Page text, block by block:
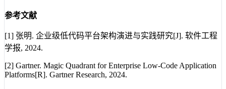
参考文献
[1] 张明. 企业级低代码平台架构演进与实践研究[J]. 软件工程
学报, 2024.
[2] Gartner. Magic Quadrant for Enterprise Low-Code Application
Platforms[R]. Gartner Research, 2024.